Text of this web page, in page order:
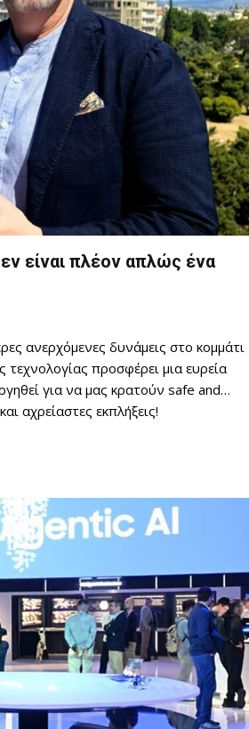
είναι πλέον απλώς ένα
ανερχόμενες δυνάμεις στο κομμάτι
προσφέρει μια ευρεία
για να μας κρατούν safe and…
αχρείαστες εκπλήξεις!